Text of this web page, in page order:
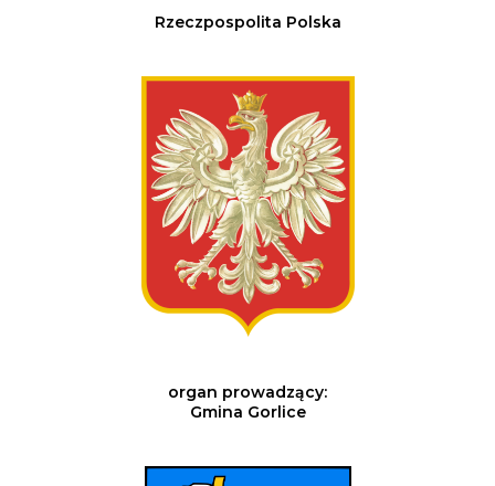
Rzeczpospolita Polska
organ prowadzący:
Gmina Gorlice